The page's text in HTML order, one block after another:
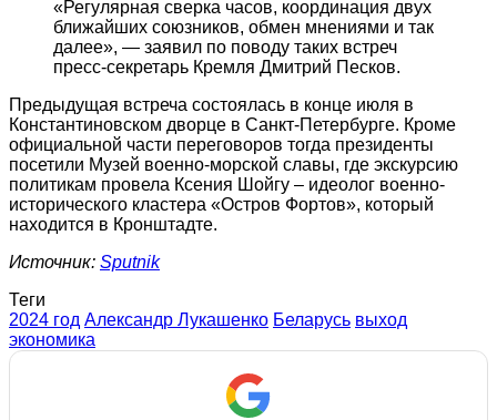
«Регулярная сверка часов, координация двух
ближайших союзников, обмен мнениями и так
далее», ― заявил по поводу таких встреч
пресс-секретарь Кремля Дмитрий Песков.
Предыдущая встреча состоялась в конце июля в
Константиновском дворце в Санкт-Петербурге. Кроме
официальной части переговоров тогда президенты
посетили Музей военно-морской славы, где экскурсию
политикам провела Ксения Шойгу – идеолог военно-
исторического кластера «Остров Фортов», который
находится в Кронштадте.
Источник: Sputnik
Теги
2024 год Александр Лукашенко Беларусь выход
экономика